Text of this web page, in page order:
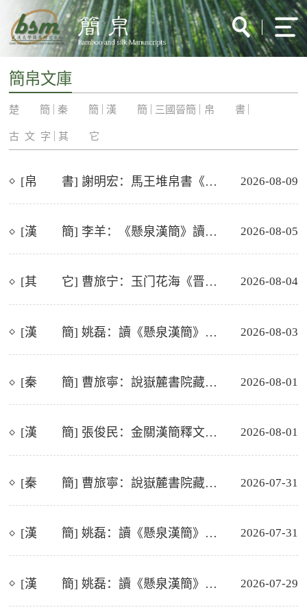
簡帛文庫
楚 簡 秦 簡 漢 簡 三國晉簡 帛 書
古 文 字 其 它
[帛 書] 謝明宏：馬王堆帛書《周易》經傳綴合（二） 2026-08-09
[漢 簡] 李羊：《懸泉漢簡》讀札兩則（二） 2026-08-05
[其 它] 曹旅宁：玉门花海《晋律注》补述 2026-08-04
[漢 簡] 姚磊：讀《懸泉漢簡》札記（七十八） 2026-08-03
[秦 簡] 曹旅寧：說嶽麓書院藏《為吏治官及黔首》“圂氾毋㮴（搜）與彘同宮” 2026-08-01
[漢 簡] 張俊民：金關漢簡釋文校釋二則 2026-08-01
[秦 簡] 曹旅寧：說嶽麓書院藏秦簡《為吏治官及黔首》性質 2026-07-31
[漢 簡] 姚磊：讀《懸泉漢簡》札記（七十七） 2026-07-31
[漢 簡] 姚磊：讀《懸泉漢簡》札記（七十六） 2026-07-29